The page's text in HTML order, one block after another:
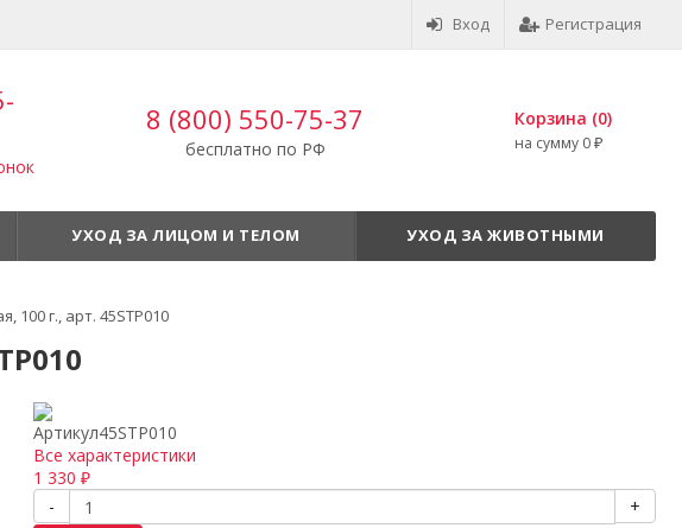
Вход Регистрация
8 (800) 550-75-37
бесплатно по РФ
Корзина (0)
на сумму 0 ₽
УХОД ЗА ЛИЦОМ И ТЕЛОМ УХОД ЗА ЖИВОТНЫМИ
100 г., арт. 45STP010
Артикул45STP010
Все характеристики
1 330 ₽
-
+